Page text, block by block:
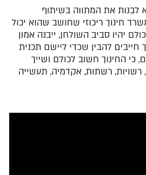
לבנות את המתווה בשיתוף
חינוך ריכוזי שחושב שהוא יכול
יהיו סביב השולחן, ייבנה אמון
חייבים להבין שכדי ליישם תכנית
כי החינוך חשוב לכולם ושייך
רשויות, רשתות, אקדמיה, תעשייה